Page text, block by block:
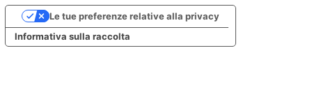
Informativa sulla raccolta
Le tue preferenze relative alla privacy